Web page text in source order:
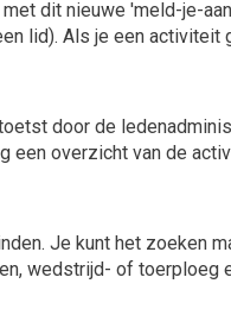
dit nieuwe 'meld-je-
lid). Als je een activiteit
door de
overzicht van de
Je kunt het zoeken
wedstrijd- of